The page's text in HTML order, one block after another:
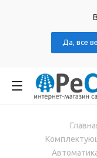
Да, все